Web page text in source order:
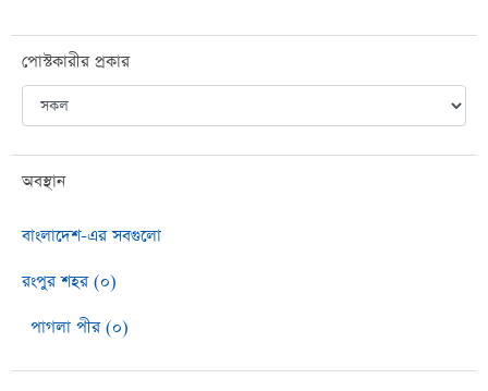
পোস্টকারীর প্রকার
অবস্থান
বাংলাদেশ-এর সবগুলো
রংপুর শহর (০)
পাগলা পীর (০)